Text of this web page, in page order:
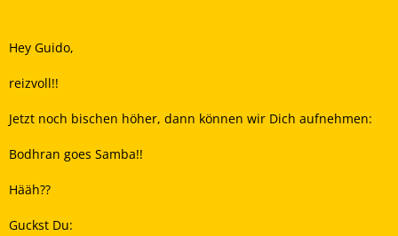
Euer Guido
Hey Guido,
reizvoll!!
Jetzt noch bischen höher, dann können wir Dich aufnehmen:
Bodhran goes Samba!!
Hääh??
Guckst Du: